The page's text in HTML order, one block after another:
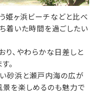
姫ヶ浜ビーチなどと比べ
着いた時間を過ごしたい
り、やわらかな日差しと
。
砂浜と瀬戸内海の広が
景を楽しめるのも魅力で